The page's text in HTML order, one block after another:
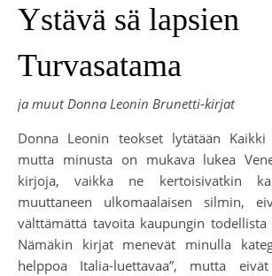
Ystävä sä lapsien
Turvasatama
ja muut Donna Leonin Brunetti-kirjat
Donna Leonin teokset lytätään Kaikki
mutta minusta on mukava lukea
kirjoja, vaikka ne kertoisivatkin
muuttaneen ulkomaalaisen silmin,
välttämättä tavoita kaupungin todellista
Nämäkin kirjat menevät minulla
helppoa Italia-luettavaa”, mutta